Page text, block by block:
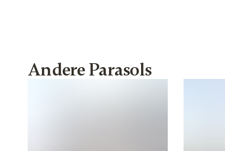
Andere Parasols